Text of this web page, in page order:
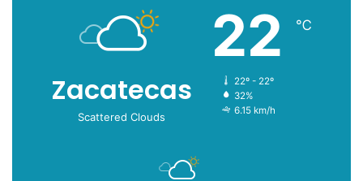
Zacatecas
Scattered Clouds
22 ℃
22º - 22º
32%
6.15 km/h